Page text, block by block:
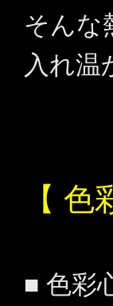
そんな
入れ温
【 色
■ 色彩